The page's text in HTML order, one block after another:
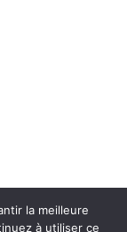
freelance du
la meilleure
à utiliser ce